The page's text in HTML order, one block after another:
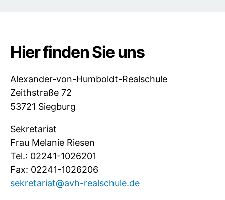
Hier finden Sie uns
Alexander-von-Humboldt-Realschule
Zeithstraße 72
53721 Siegburg
Sekretariat
Frau Melanie Riesen
Tel.: 02241-1026201
Fax: 02241-1026206
sekretariat@avh-realschule.de